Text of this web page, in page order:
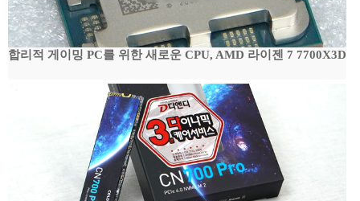
합리적 게이밍 PC를 위한 새로운 CPU, AMD 라이젠 7 7700X3D